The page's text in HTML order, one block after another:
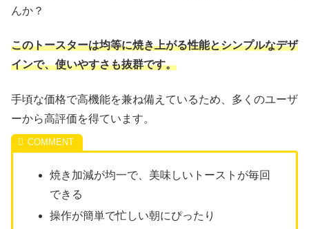
んか？
このトースターは均等に焼き上がる性能とシンプルなデザ
インで、使いやすさも抜群です。
手頃な価格で高機能を兼ね備えているため、多くのユーザ
ーから高評価を得ています。
焼き加減が均一で、美味しいトーストが毎回
できる
操作が簡単で忙しい朝にぴったり